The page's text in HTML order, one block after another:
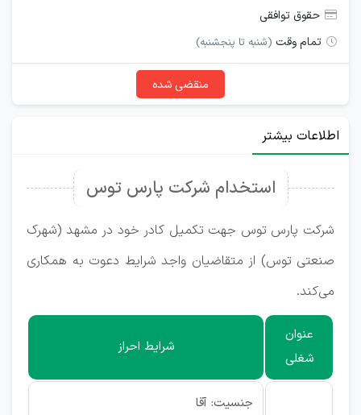
حقوق توافقی
تمام وقت (شنبه تا پنجشنبه)
منقضی شده
اطلاعات بیشتر
استخدام شرکت پارس توس
شرکت پارس توس جهت تکمیل کادر خود در مشهد (شهرک
صنعتی توس) از متقاضیان واجد شرایط دعوت به همکاری
می‌کند.
عنوان
شغلی
شرایط احراز
جنسیت: آقا